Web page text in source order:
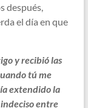
después,
el día en que
y recibió las
tú me
extendido la
entre